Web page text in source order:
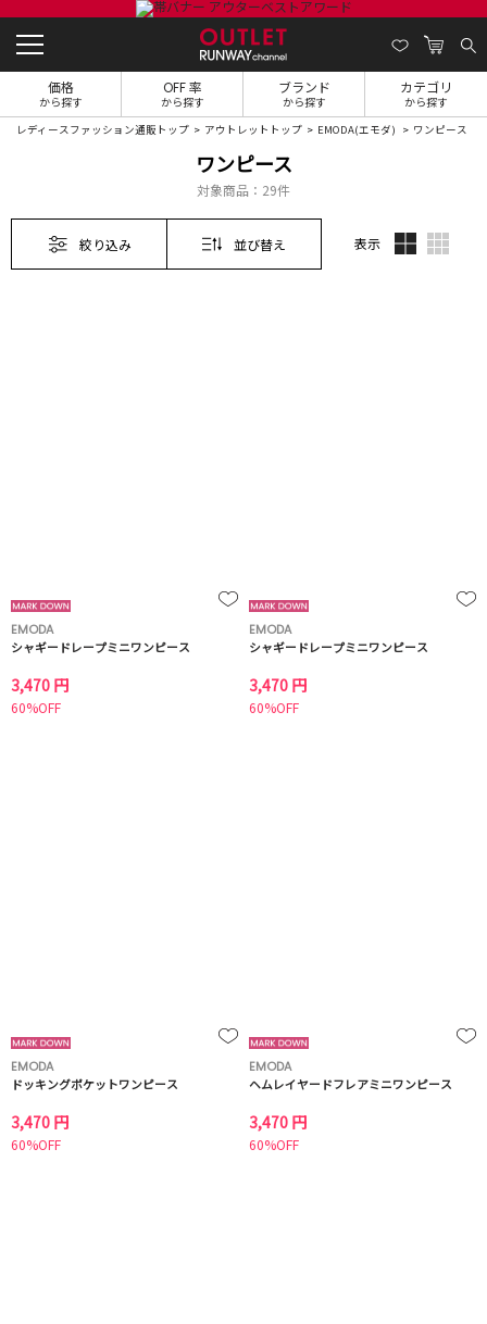
価格
から探す
OFF 率
から探す
ブランド
から探す
カテゴリ
から探す
レディースファッション通販トップ アウトレットトップ EMODA(エモダ) ワンピース
ワンピース
対象商品： 29件
絞り込み 並び替え 表示
EMODA
シャギードレープミニワンピース
3,470 円
60%OFF
EMODA
シャギードレープミニワンピース
3,470 円
60%OFF
EMODA
ドッキングポケットワンピース
3,470 円
60%OFF
EMODA
ヘムレイヤードフレアミニワンピース
3,470 円
60%OFF